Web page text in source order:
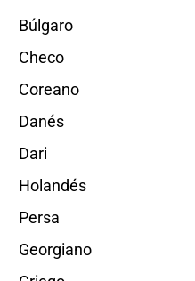
Búlgaro
Checo
Coreano
Danés
Dari
Holandés
Persa
Georgiano